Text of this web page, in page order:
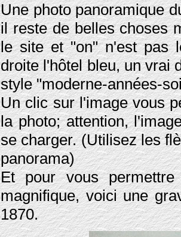
Une photo panoramique
il reste de belles choses
le site et "on" n'est pas
droite l'hôtel bleu, un vrai
style "moderne-années-
Un clic sur l'image vous
la photo; attention,
se charger. (Utilisez les
panorama)
Et pour vous
magnifique, voici une
1870.